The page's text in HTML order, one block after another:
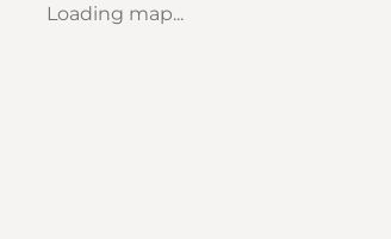
Loading map...